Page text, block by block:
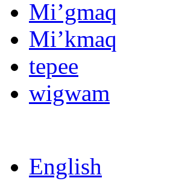
Mi’gmaq
Mi’kmaq
tepee
wigwam
English